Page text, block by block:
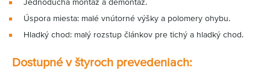
Úspora miesta: malé vnútorné výšky a polomery ohybu.
Hladký chod: malý rozstup článkov pre tichý a hladký chod.
Dostupné v štyroch prevedeniach: